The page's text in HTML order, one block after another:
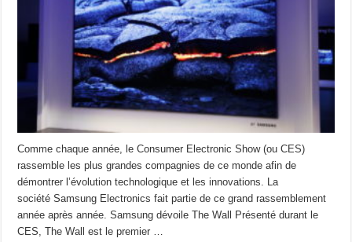
Comme chaque année, le Consumer Electronic Show (ou CES)
rassemble les plus grandes compagnies de ce monde afin de
démontrer l’évolution technologique et les innovations. La
société Samsung Electronics fait partie de ce grand rassemblement
année après année. Samsung dévoile The Wall Présenté durant le
CES, The Wall est le premier …